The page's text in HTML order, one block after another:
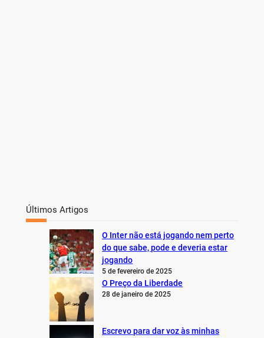
Últimos Artigos
O Inter não está jogando nem perto
do que sabe, pode e deveria estar
jogando
5 de fevereiro de 2025
O Preço da Liberdade
28 de janeiro de 2025
Escrevo para dar voz às minhas